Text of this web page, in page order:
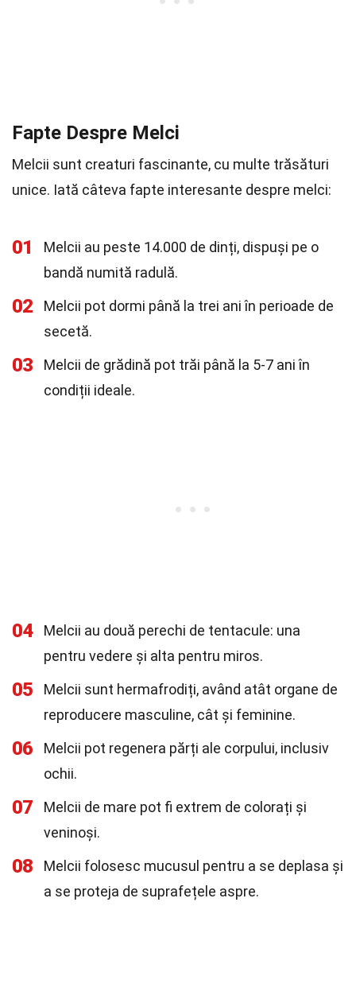
Fapte Despre Melci
Melcii sunt creaturi fascinante, cu multe trăsături
unice. Iată câteva fapte interesante despre melci:
01
Melcii au peste 14.000 de dinți, dispuși pe o
bandă numită radulă.
02
Melcii pot dormi până la trei ani în perioade de
secetă.
03
Melcii de grădină pot trăi până la 5-7 ani în
condiții ideale.
04
Melcii au două perechi de tentacule: una
pentru vedere și alta pentru miros.
05
Melcii sunt hermafrodiți, având atât organe de
reproducere masculine, cât și feminine.
06
Melcii pot regenera părți ale corpului, inclusiv
ochii.
07
Melcii de mare pot fi extrem de colorați și
veninoși.
08
Melcii folosesc mucusul pentru a se deplasa și
a se proteja de suprafețele aspre.